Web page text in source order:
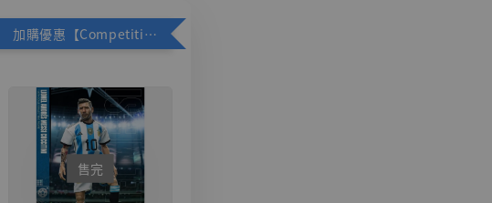
加購優惠【Competitive Toys 梅西 [CM001]】
售完